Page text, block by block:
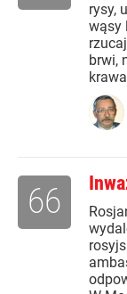
rysy,
wąsy
brwi,
66